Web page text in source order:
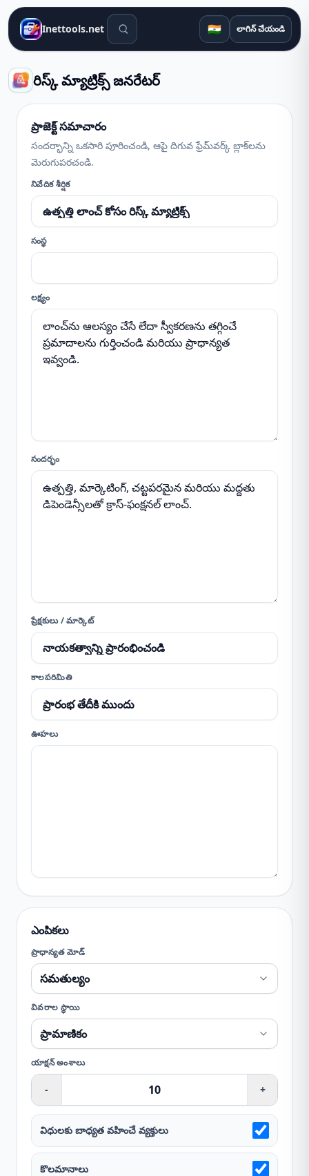
Inettools.net శోధన సాధనాలు 🇮🇳 లాగిన్ చేయండి
రిస్క్ మ్యాట్రిక్స్ జనరేటర్
ప్రాజెక్ట్ సమాచారం
సందర్భాన్ని ఒకసారి పూరించండి, ఆపై దిగువ ఫ్రేమ్‌వర్క్ బ్లాక్‌లను
మెరుగుపరచండి.
నివేదిక శీర్షిక
సంస్థ
లక్ష్యం
సందర్భం
ప్రేక్షకులు / మార్కెట్
కాలపరిమితి
ఊహలు
ఎంపికలు
ప్రాధాన్యత మోడ్
వివరాల స్థాయి
యాక్షన్ అంశాలు
- +
విధులకు బాధ్యత వహించే వ్యక్తులు
కొలమానాలు